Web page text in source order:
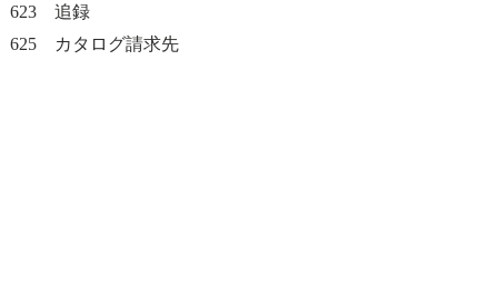
623 追録
625 カタログ請求先